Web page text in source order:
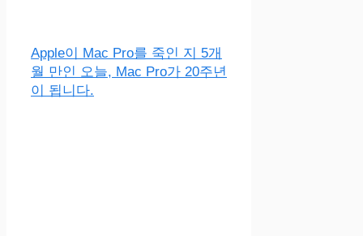
Apple이 Mac Pro를 죽인 지 5개
월 만인 오늘, Mac Pro가 20주년
이 됩니다.